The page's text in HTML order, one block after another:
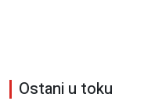
Ostani u toku